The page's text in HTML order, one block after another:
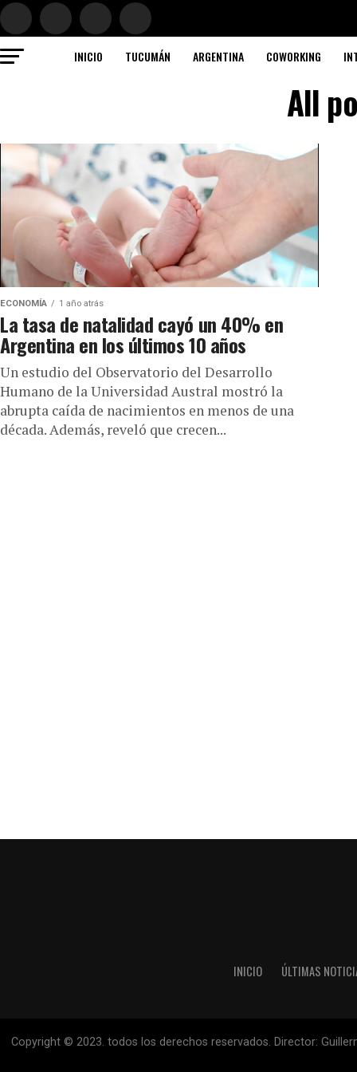
INICIO TUCUMÁN ARGENTINA COWORKING
All
ECONOMÍA 1 año atrás
La tasa de natalidad cayó un 40% en
Argentina en los últimos 10 años
Un estudio del Observatorio del Desarrollo
Humano de la Universidad Austral mostró la
abrupta caída de nacimientos en menos de una
década. Además, reveló que crecen...
INICIO ÚLTIMAS
Copyright © 2023. todos los derechos reservados. Director: